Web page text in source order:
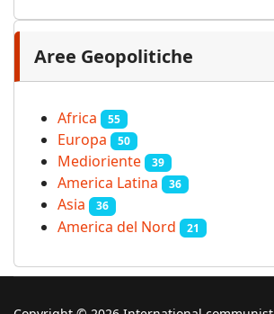
Aree Geopolitiche
Africa 55
Europa 50
Medioriente 39
America Latina 36
Asia 36
America del Nord 21